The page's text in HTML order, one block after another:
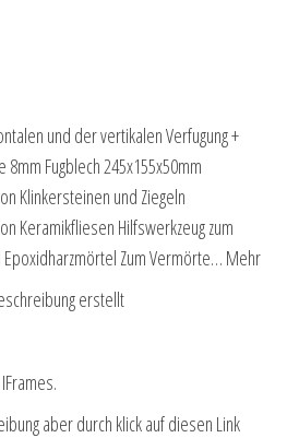
und der vertikalen Verfugung +
8mm Fugblech 245x155x50mm
Klinkersteinen und Ziegeln
Keramikfliesen Hilfswerkzeug zum
Zum Vermörte… Mehr
erstellt
aber durch klick auf diesen Link